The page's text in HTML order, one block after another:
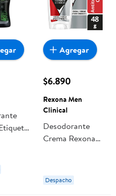
$6.890
Rexona Men
Clinical
Desodorante
Crema Rexona
Hombre
Despacho
Agregar